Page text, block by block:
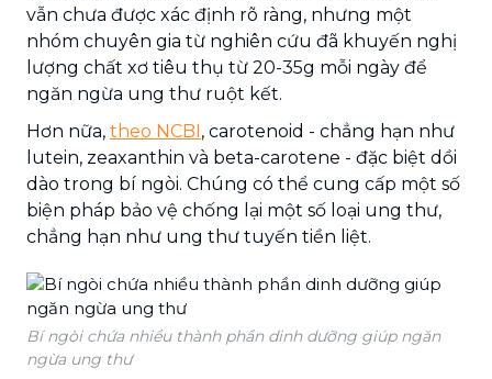
vẫn chưa được xác định rõ ràng, nhưng một
nhóm chuyên gia từ nghiên cứu đã khuyến nghị
lượng chất xơ tiêu thụ từ 20-35g mỗi ngày để
ngăn ngừa ung thư ruột kết.
Hơn nữa, theo NCBI, carotenoid - chẳng hạn như
lutein, zeaxanthin và beta-carotene - đặc biệt dồi
dào trong bí ngòi. Chúng có thể cung cấp một số
biện pháp bảo vệ chống lại một số loại ung thư,
chẳng hạn như ung thư tuyến tiền liệt.
Bí ngòi chứa nhiều thành phần dinh dưỡng giúp ngăn
ngừa ung thư